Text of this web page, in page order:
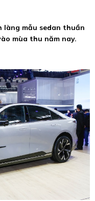
làng mẫu sedan thuần
mùa thu năm nay.